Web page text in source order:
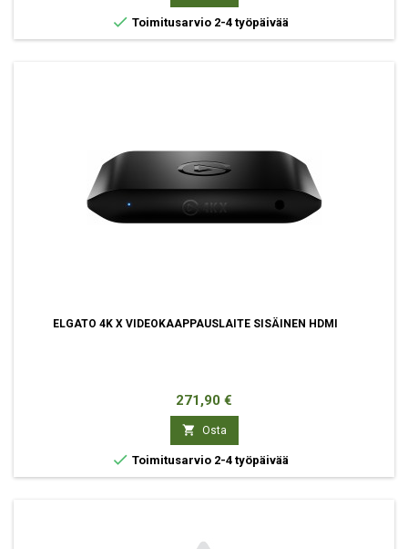
 Toimitusarvio 2-4 työpäivää
ELGATO 4K X VIDEOKAAPPAUSLAITE SISÄINEN HDMI
Hinta
271,90 €
 Osta
 Toimitusarvio 2-4 työpäivää